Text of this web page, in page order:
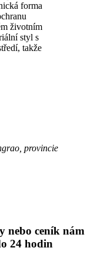
forma
životním
styl s
takže
provincie
nebo ceník nám
24 hodin